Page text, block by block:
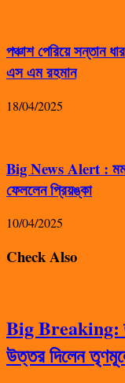
পঞ্চাশ পেরিয়ে সন্তান
এস এম রহমান
18/04/2025
Big News Alert :
ফেললেন প্রিয়ঙ্কা
10/04/2025
Check Also
Big Breaking:
উত্তর দিলেন